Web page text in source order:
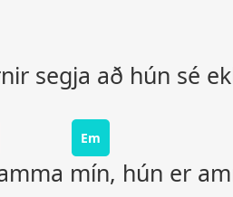
segja að hún sé
Em
mín, hún er